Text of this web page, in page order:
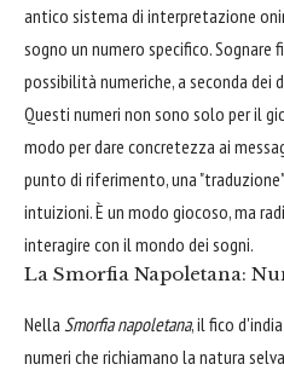
antico sistema di interpretazione
sogno un numero specifico.
possibilità numeriche, a seconda
Questi numeri non sono solo per il
modo per dare concretezza ai
punto di riferimento, una
intuizioni. È un modo giocoso, ma
interagire con il mondo dei sogni.
La Smorfia Napoletana:
Nella Smorfia napoletana, il fico
numeri che richiamano la natura